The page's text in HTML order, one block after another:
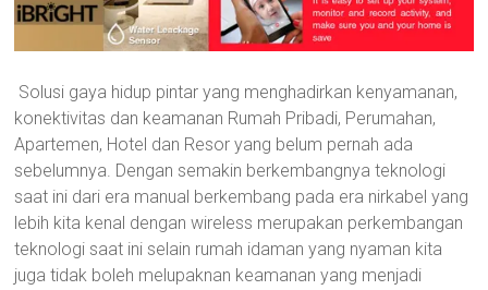
Solusi gaya hidup pintar yang menghadirkan kenyamanan,
konektivitas dan keamanan Rumah Pribadi, Perumahan,
Apartemen, Hotel dan Resor yang belum pernah ada
sebelumnya. Dengan semakin berkembangnya teknologi
saat ini dari era manual berkembang pada era nirkabel yang
lebih kita kenal dengan wireless merupakan perkembangan
teknologi saat ini selain rumah idaman yang nyaman kita
juga tidak boleh melupaknan keamanan yang menjadi